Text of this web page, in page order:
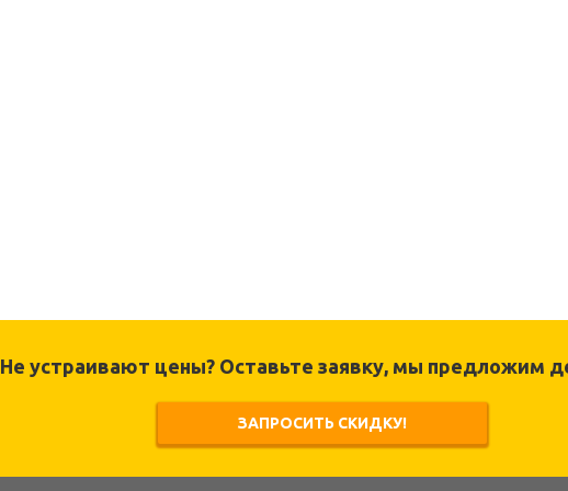
Не устраивают цены? Оставьте заявку, мы предложим
ЗАПРОСИТЬ СКИДКУ!